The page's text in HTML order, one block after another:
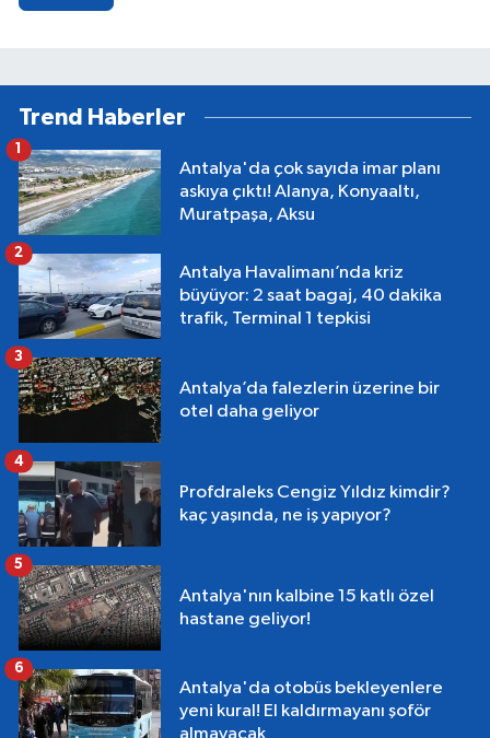
Trend Haberler
Antalya'da çok sayıda imar planı
askıya çıktı! Alanya, Konyaaltı,
Muratpaşa, Aksu
1
Antalya Havalimanı’nda kriz
büyüyor: 2 saat bagaj, 40 dakika
trafik, Terminal 1 tepkisi
2
Antalya’da falezlerin üzerine bir
otel daha geliyor
3
Profdraleks Cengiz Yıldız kimdir?
kaç yaşında, ne iş yapıyor?
4
Antalya'nın kalbine 15 katlı özel
hastane geliyor!
5
Antalya'da otobüs bekleyenlere
yeni kural! El kaldırmayanı şoför
6